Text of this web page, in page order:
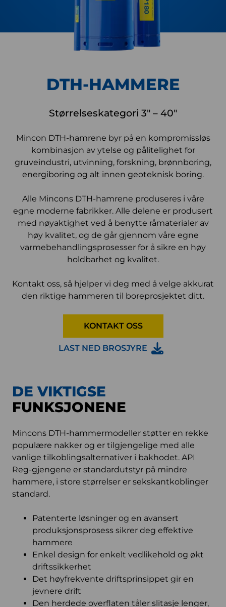
DTH-HAMMERE
Størrelseskategori 3″ – 40″
Mincon DTH-hamrene byr på en kompromissløs
kombinasjon av ytelse og pålitelighet for
gruveindustri, utvinning, forskning, brønnboring,
energiboring og alt innen geoteknisk boring.
Alle Mincons DTH-hamrene produseres i våre
egne moderne fabrikker. Alle delene er produsert
med nøyaktighet ved å benytte råmaterialer av
høy kvalitet, og de går gjennom våre egne
varmebehandlingsprosesser for å sikre en høy
holdbarhet og kvalitet.
Kontakt oss, så hjelper vi deg med å velge akkurat
den riktige hammeren til boreprosjektet ditt.
KONTAKT OSS
LAST NED BROSJYRE
DE VIKTIGSE
FUNKSJONENE
Mincons DTH-hammermodeller støtter en rekke
populære nakker og er tilgjengelige med alle
vanlige tilkoblingsalternativer i bakhodet. API
Reg-gjengene er standardutstyr på mindre
hammere, i store størrelser er sekskantkoblinger
standard.
Patenterte løsninger og en avansert
produksjonsprosess sikrer deg effektive
hammere
Enkel design for enkelt vedlikehold og økt
driftssikkerhet
Det høyfrekvente driftsprinsippet gir en
jevnere drift
Den herdede overflaten tåler slitasje lenger,